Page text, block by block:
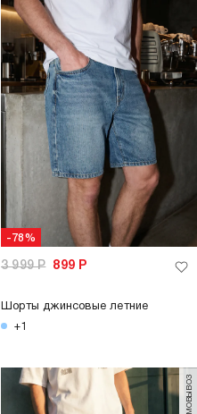
-78%
3 999Р 899 Р
Шорты джинсовые летние
+1